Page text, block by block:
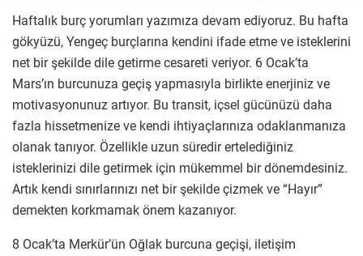
Haftalık burç yorumları yazımıza devam ediyoruz. Bu hafta
gökyüzü, Yengeç burçlarına kendini ifade etme ve isteklerini
net bir şekilde dile getirme cesareti veriyor. 6 Ocak’ta
Mars’ın burcunuza geçiş yapmasıyla birlikte enerjiniz ve
motivasyonunuz artıyor. Bu transit, içsel gücünüzü daha
fazla hissetmenize ve kendi ihtiyaçlarınıza odaklanmanıza
olanak tanıyor. Özellikle uzun süredir ertelediğiniz
isteklerinizi dile getirmek için mükemmel bir dönemdesiniz.
Artık kendi sınırlarınızı net bir şekilde çizmek ve “Hayır”
demekten korkmamak önem kazanıyor.
8 Ocak’ta Merkür’ün Oğlak burcuna geçişi, iletişim